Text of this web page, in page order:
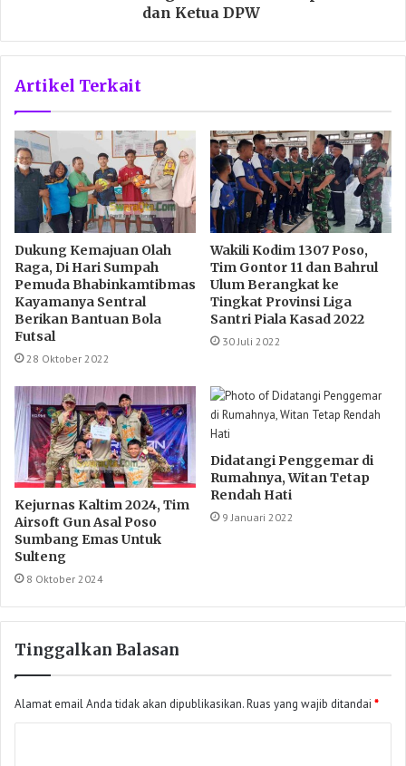
dan Ketua DPW
Artikel Terkait
Dukung Kemajuan Olah
Raga, Di Hari Sumpah
Pemuda Bhabinkamtibmas
Kayamanya Sentral
Berikan Bantuan Bola
Futsal
28 Oktober 2022
Wakili Kodim 1307 Poso,
Tim Gontor 11 dan Bahrul
Ulum Berangkat ke
Tingkat Provinsi Liga
Santri Piala Kasad 2022
30 Juli 2022
Kejurnas Kaltim 2024, Tim
Airsoft Gun Asal Poso
Sumbang Emas Untuk
Sulteng
8 Oktober 2024
Didatangi Penggemar di
Rumahnya, Witan Tetap
Rendah Hati
9 Januari 2022
Tinggalkan Balasan
Alamat email Anda tidak akan dipublikasikan.Ruas yang wajib ditandai *